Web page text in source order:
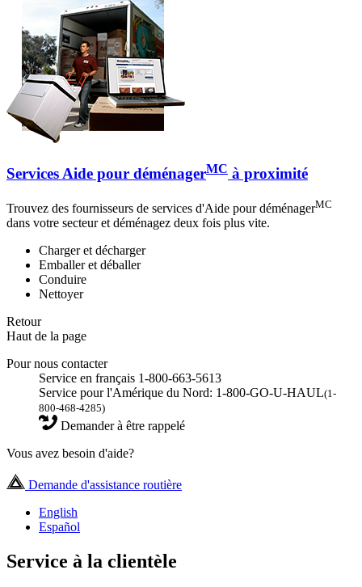
Services Aide pour déménagerMC à proximité
Trouvez des fournisseurs de services d'Aide pour déménagerMC
dans votre secteur et déménagez deux fois plus vite.
Charger et décharger
Emballer et déballer
Conduire
Nettoyer
Retour
Haut de la page
Pour nous contacter
Service en français 1-800-663-5613
Service pour l'Amérique du Nord: 1-800-GO-U-HAUL(1-
800-468-4285)
Demander à être rappelé
Vous avez besoin d'aide?
Demande d'assistance routière
English
Español
Service à la clientèle